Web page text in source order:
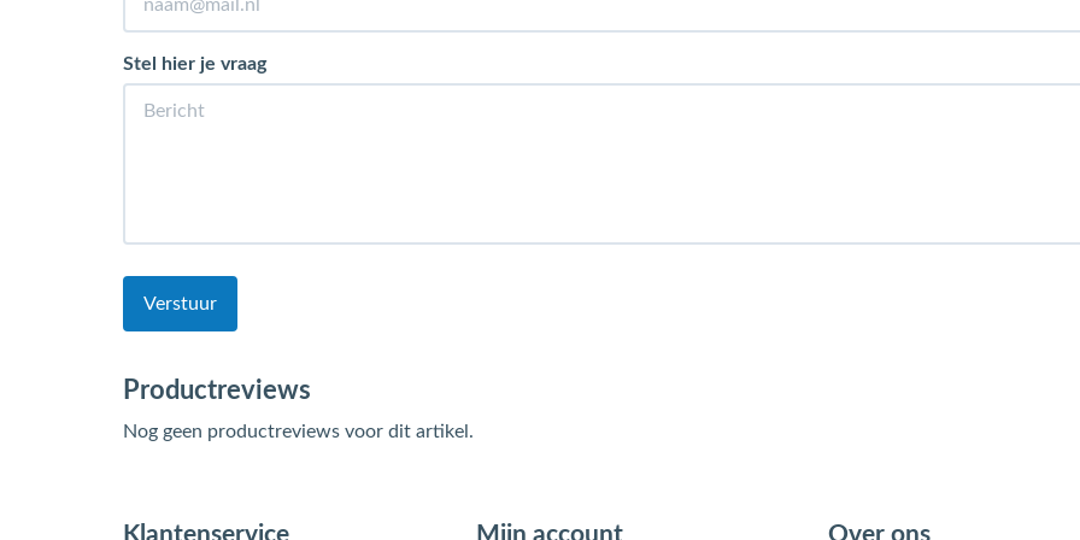
Stel hier je vraag
Verstuur
Productreviews
Nog geen productreviews voor dit artikel.
Klantenservice Mijn account Over ons